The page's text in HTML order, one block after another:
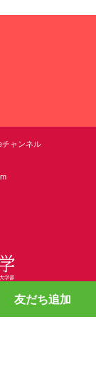
チャンネル
お問い合わせ
友だち追加